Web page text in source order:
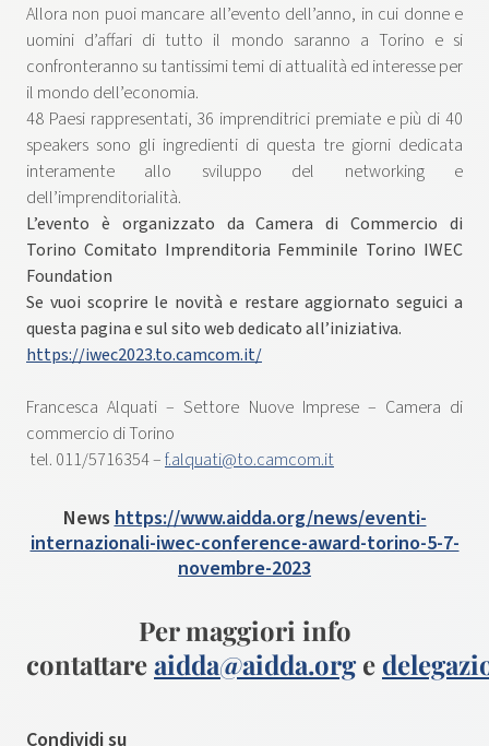
Allora non puoi mancare all’evento dell’anno, in cui donne e
uomini d’affari di tutto il mondo saranno a Torino e si
confronteranno su tantissimi temi di attualità ed interesse per
il mondo dell’economia.
48 Paesi rappresentati, 36 imprenditrici premiate e più di 40
speakers sono gli ingredienti di questa tre giorni dedicata
interamente allo sviluppo del networking e
dell’imprenditorialità.
L’evento è organizzato da Camera di Commercio di
Torino Comitato Imprenditoria Femminile Torino IWEC
Foundation
Se vuoi scoprire le novità e restare aggiornato seguici a
questa pagina e sul sito web dedicato all’iniziativa.
https://iwec2023.to.camcom.it/
Francesca Alquati – Settore Nuove Imprese – Camera di
commercio di Torino
tel. 011/5716354 –f.alquati@to.camcom.it
News https://www.aidda.org/news/eventi-
internazionali-iwec-conference-award-torino-5-7-
novembre-2023
Per maggiori info
contattareaidda@aidda.orge
Condividi su